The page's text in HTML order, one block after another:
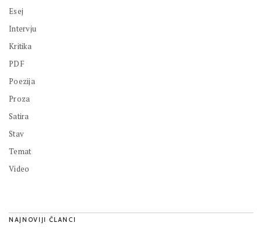
Esej
Intervju
Kritika
PDF
Poezija
Proza
Satira
Stav
Temat
Video
NAJNOVIJI ČLANCI